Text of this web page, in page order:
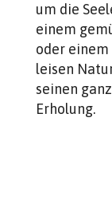
um die
einem
oder
leisen
seinen
Erholung.